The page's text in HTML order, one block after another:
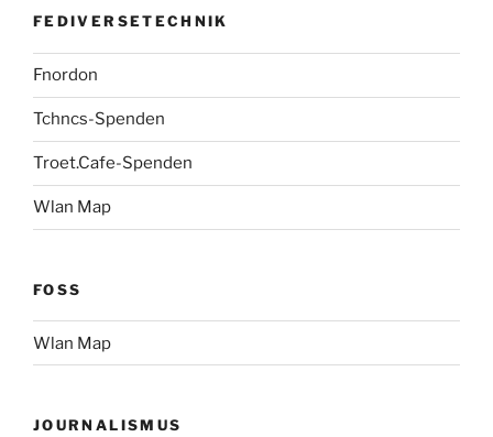
FEDIVERSETECHNIK
Fnordon
Tchncs-Spenden
Troet.Cafe-Spenden
Wlan Map
FOSS
Wlan Map
JOURNALISMUS